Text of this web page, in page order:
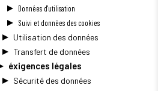
Données d'utilisation
Suivi et données des cookies
Utilisation des données
Transfert de données
éxigences légales
Sécurité des données